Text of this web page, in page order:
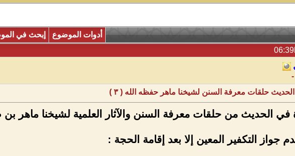
أدوات الموضوع إبحث في
حلقات معرفة السنن لشيخنا ماهر حفظه الله ( ٣ )
في الحديث من حلقات معرفة السنن والآثار العلمية لشيخنا ماهر بن
جواز التكفير المعين إلا بعد إقامة الحجة :